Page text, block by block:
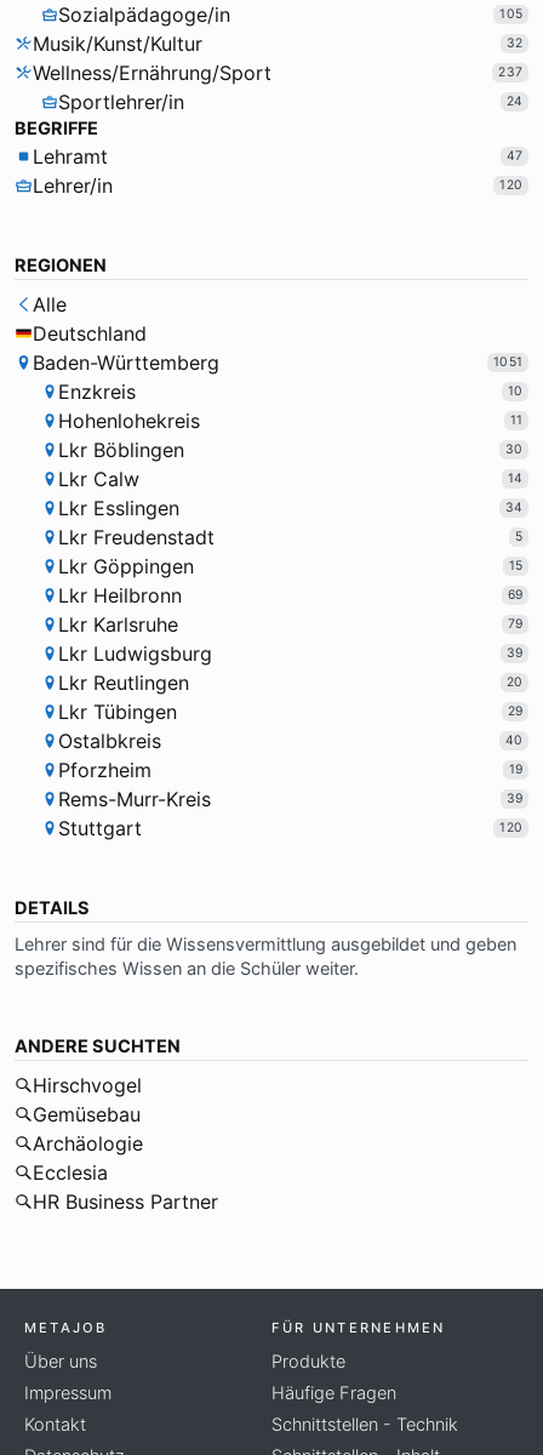
Sozialpädagoge/in 105
Musik/Kunst/Kultur 32
Wellness/Ernährung/Sport 237
Sportlehrer/in 24
BEGRIFFE
Lehramt 47
Lehrer/in 120
REGIONEN
Alle
Deutschland
Baden-Württemberg
1051
Enzkreis 10
Hohenlohekreis 11
Lkr Böblingen 30
Lkr Calw 14
Lkr Esslingen 34
Lkr Freudenstadt 5
Lkr Göppingen 15
Lkr Heilbronn 69
Lkr Karlsruhe 79
Lkr Ludwigsburg 39
Lkr Reutlingen 20
Lkr Tübingen 29
Ostalbkreis 40
Pforzheim 19
Rems-Murr-Kreis 39
Stuttgart 120
DETAILS
Leh­rer sind für die Wis­sens­ver­mitt­lung aus­ge­bil­det und ge­ben
spe­zi­fi­sches Wis­sen an die Schü­ler wei­ter.
ANDERE SUCHTEN
Hirschvogel
Gemüsebau
Archäologie
Ecclesia
HR Business Partner
METAJOB
Über uns
Impressum
Kontakt
FÜR UNTERNEHMEN
Produkte
Häufige Fragen
Schnittstellen - Technik